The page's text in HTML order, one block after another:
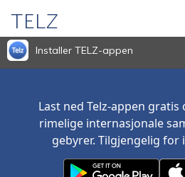
TELZ
Installer TELZ-appen
Last ned Telz-appen
rimelige internasjonale
gebyrer. Tilgjengelig for